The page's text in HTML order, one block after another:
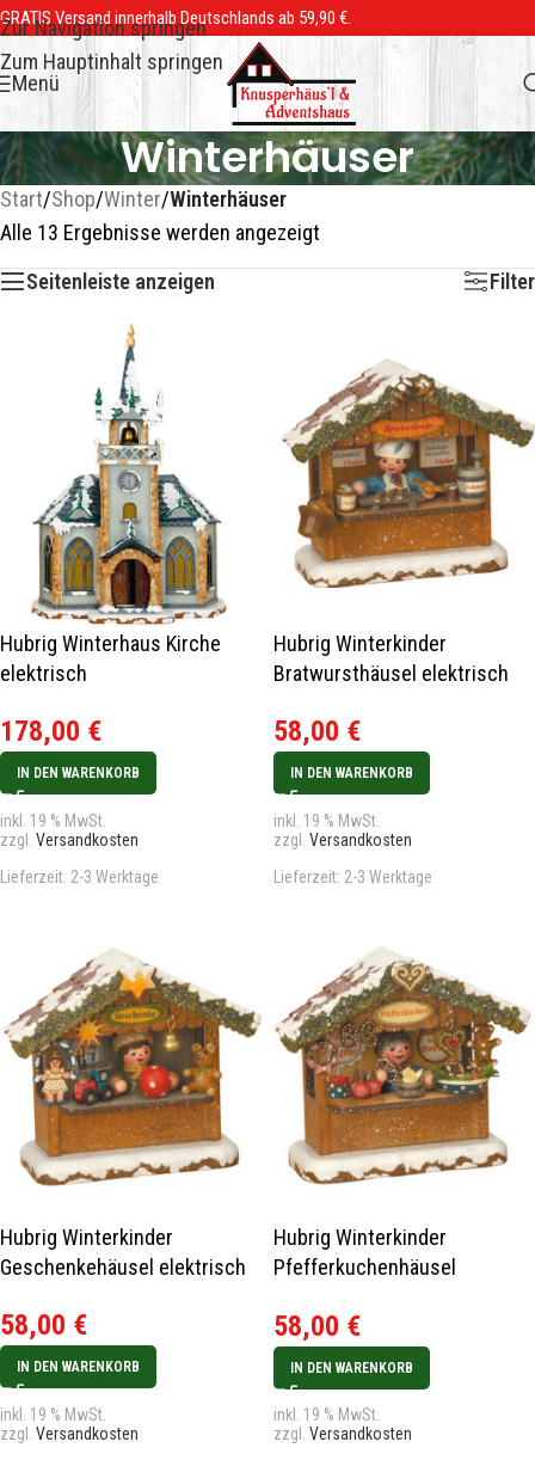
Zur Navigation springen
Zum Hauptinhalt springen
GRATIS Versand innerhalb Deutschlands ab 59,90 €.
Menü
Winterhäuser
Start/Shop/Winter/Winterhäuser
Alle 13 Ergebnisse werden angezeigt
Seitenleiste anzeigen
Filter
Hubrig Winterhaus Kirche
elektrisch
178,00 €
IN DEN WARENKORB
inkl. 19 % MwSt.
zzgl. Versandkosten
Lieferzeit: 2-3 Werktage
Hubrig Winterkinder
Bratwursthäusel elektrisch
58,00 €
IN DEN WARENKORB
inkl. 19 % MwSt.
zzgl. Versandkosten
Lieferzeit: 2-3 Werktage
Hubrig Winterkinder
Geschenkehäusel elektrisch
58,00 €
IN DEN WARENKORB
inkl. 19 % MwSt.
zzgl. Versandkosten
Hubrig Winterkinder
Pfefferkuchenhäusel
58,00 €
IN DEN WARENKORB
inkl. 19 % MwSt.
zzgl. Versandkosten